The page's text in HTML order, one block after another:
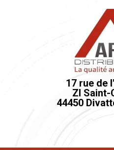
17 rue de
ZI Saint-
44450